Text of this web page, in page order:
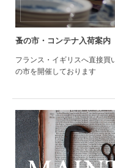
蚤の市・コンテナ入荷案内
フランス・イギリスへ直接買
の市を開催しております